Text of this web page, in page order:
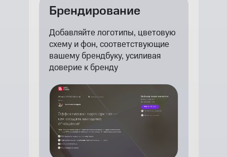
Брендирование
Добавляйте логотипы, цветовую
схему и фон, соответствующие
вашему брендбуку, усиливая
доверие к бренду